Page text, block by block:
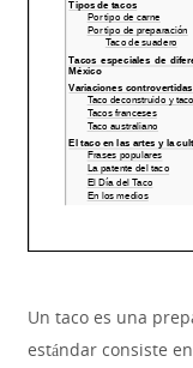
Un taco es una
estándar consiste